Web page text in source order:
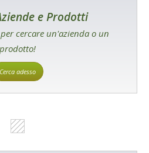
e Prodotti
cercare un'azienda o un
prodotto!
Cerca adesso